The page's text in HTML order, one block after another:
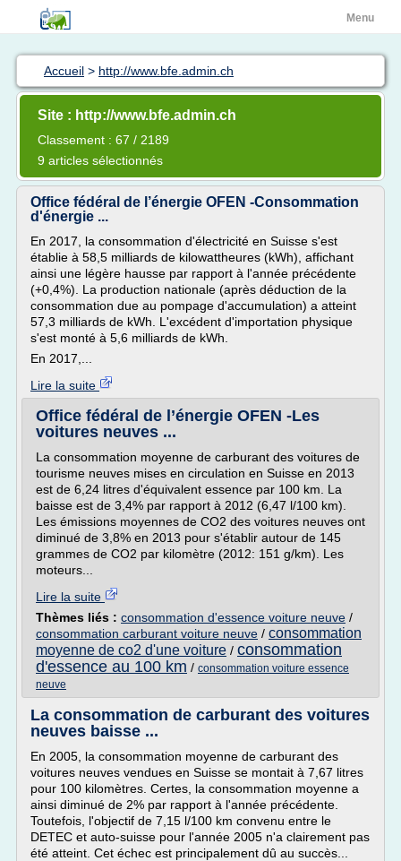
Menu
Accueil > http://www.bfe.admin.ch
Site : http://www.bfe.admin.ch
Classement : 67 / 2189
9 articles sélectionnés
Office fédéral de l’énergie OFEN -Consommation
d'énergie ...
En 2017, la consommation d'électricité en Suisse s'est
établie à 58,5 milliards de kilowattheures (kWh), affichant
ainsi une légère hausse par rapport à l'année précédente
(+0,4%). La production nationale (après déduction de la
consommation due au pompage d'accumulation) a atteint
57,3 milliards de kWh. L'excédent d'importation physique
s'est monté à 5,6 milliards de kWh.
En 2017,...
Lire la suite
Office fédéral de l’énergie OFEN -Les
voitures neuves ...
La consommation moyenne de carburant des voitures de
tourisme neuves mises en circulation en Suisse en 2013
est de 6,24 litres d'équivalent essence par 100 km. La
baisse est de 3,4% par rapport à 2012 (6,47 l/100 km).
Les émissions moyennes de CO2 des voitures neuves ont
diminué de 3,8% en 2013 pour s'établir autour de 145
grammes de CO2 par kilomètre (2012: 151 g/km). Les
moteurs...
Lire la suite
Thèmes liés : consommation d'essence voiture neuve /
consommation carburant voiture neuve / consommation
moyenne de co2 d'une voiture / consommation
d'essence au 100 km / consommation voiture essence
neuve
La consommation de carburant des voitures
neuves baisse ...
En 2005, la consommation moyenne de carburant des
voitures neuves vendues en Suisse se montait à 7,67 litres
pour 100 kilomètres. Certes, la consommation moyenne a
ainsi diminué de 2% par rapport à l'année précédente.
Toutefois, l'objectif de 7,15 l/100 km convenu entre le
DETEC et auto-suisse pour l'année 2005 n'a clairement pas
été atteint. Cet échec est principalement dû au succès...